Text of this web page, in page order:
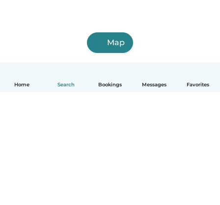
Home Search Bookings Messages Favorites
Map